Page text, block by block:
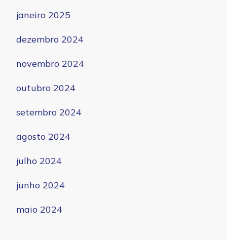
janeiro 2025
dezembro 2024
novembro 2024
outubro 2024
setembro 2024
agosto 2024
julho 2024
junho 2024
maio 2024